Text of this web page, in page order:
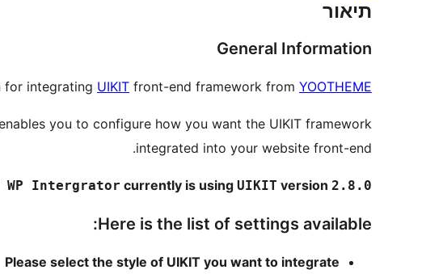
תיאור
General Information
for integrating UIKIT front-end framework from YOOTHEME
you to configure how you want the UIKIT framework
integrated into your website front-end.
WP Intergrator currently is using UIKIT version 2.8.0
Here is the list of settings available:
Please select the style of UIKIT you want to integrate